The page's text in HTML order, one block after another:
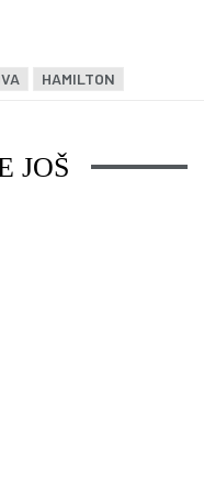
HAMILTON
JOŠ